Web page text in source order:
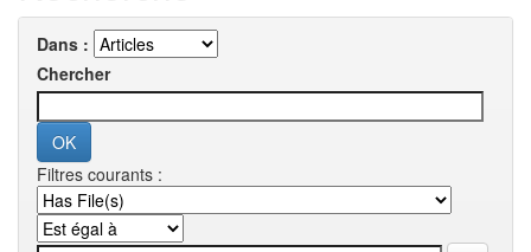
Dans :
Chercher
Filtres courants :